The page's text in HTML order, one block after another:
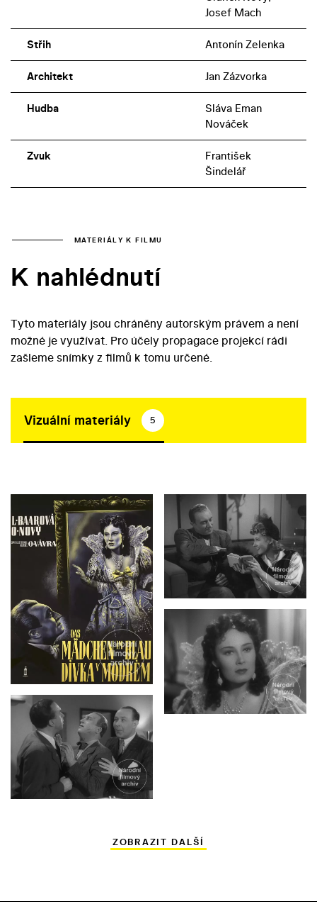
Josef Mach
Střih Antonín Zelenka
Architekt Jan Zázvorka
Hudba
Sláva Eman
Nováček
Zvuk
František
Šindelář
MATERIÁLY K FILMU
K nahlédnutí
Tyto materiály jsou chráněny autorským právem a není
možné je využívat. Pro účely propagace projekcí rádi
zašleme snímky z filmů k tomu určené.
Vizuální materiály 5
ZOBRAZIT DALŠÍ